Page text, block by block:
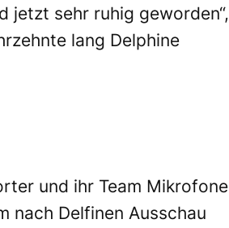
jetzt sehr ruhig geworden“,
lang Delphine
und ihr Team Mikrofone
nach Delfinen Ausschau